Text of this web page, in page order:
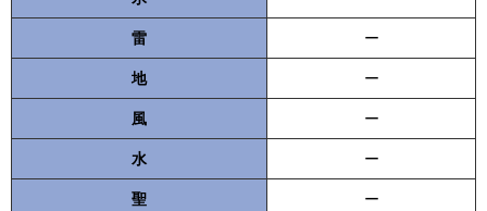
雷 ー
地 ー
風 ー
水 ー
聖 ー